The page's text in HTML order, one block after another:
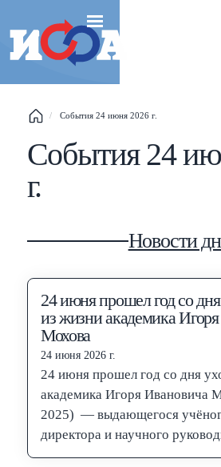
События 24 июня 2026 г.
События 24
г.
Новости
24 июня прошел год со
из жизни академика
Мохова
24 июня 2026 г.
24 июня прошел год со дня
академика Игоря Ивановича
2025) — выдающегося
директора и научного
А. М. Обухова РАН. Вся
This help popup
Navigate posts